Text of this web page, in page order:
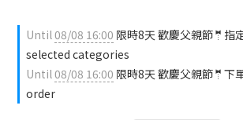
Until08/08 16:00 限時8天 歡慶父親節🤵指
selected categories
Until08/08 16:00 限時8天 歡慶父親節🤵下
order